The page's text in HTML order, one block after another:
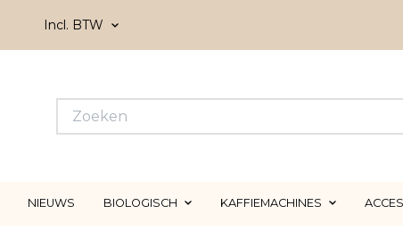
Incl. BTW
NIEUWS BIOLOGISCH KAFFIEMACHINES